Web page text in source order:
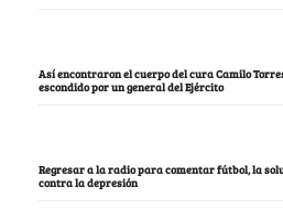
Así encontraron el cuerpo del cura Camilo
escondido por un general del Ejército
Regresar a la radio para comentar fútbol, la
contra la depresión